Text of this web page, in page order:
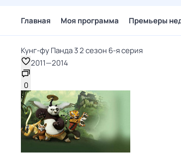
Главная Моя программа Премьеры
Кунг-фу Панда 3 2 сезон 6-я серия
2011—2014
0